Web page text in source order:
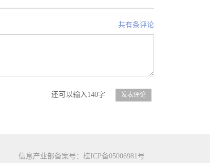
共有条评论
还可以输入140字
信息产业部备案号：桂ICP备05006981号